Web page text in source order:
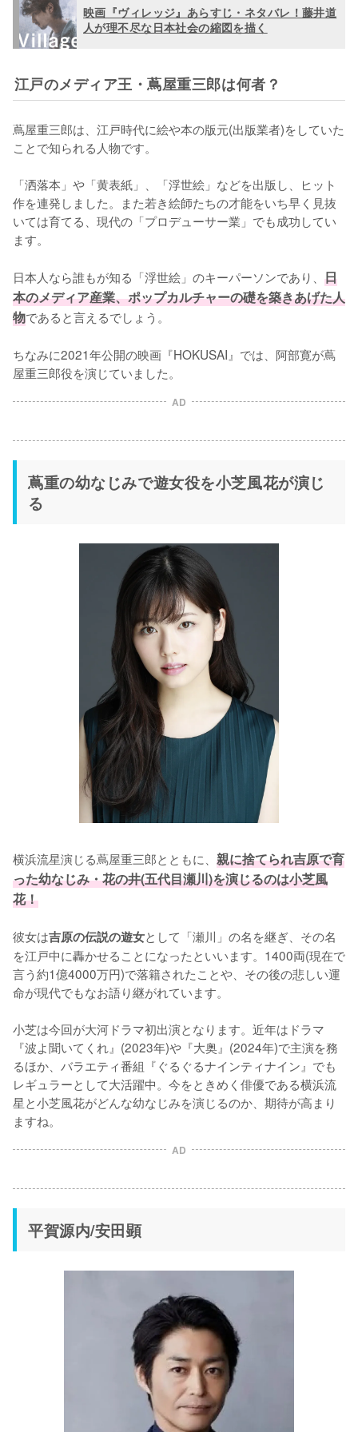
映画『ヴィレッジ』あらすじ・ネタバレ！藤井道
人が理不尽な日本社会の縮図を描く
江戸のメディア王・蔦屋重三郎は何者？
蔦屋重三郎は、江戸時代に絵や本の版元(出版業者)をしていた
ことで知られる人物です。
「洒落本」や「黄表紙」、「浮世絵」などを出版し、ヒット
作を連発しました。また若き絵師たちの才能をいち早く見抜
いては育てる、現代の「プロデューサー業」でも成功してい
ます。
日本人なら誰もが知る「浮世絵」のキーパーソンであり、 日
本のメディア産業、ポップカルチャーの礎を築きあげた人
物であると言えるでしょう。
ちなみに2021年公開の映画『HOKUSAI』では、阿部寛が蔦
屋重三郎役を演じていました。
AD
蔦重の幼なじみで遊女役を小芝風花が演じ
る
横浜流星演じる蔦屋重三郎とともに、 親に捨てられ吉原で育
った幼なじみ・花の井(五代目瀬川)を演じるのは小芝風
花！
彼女は吉原の伝説の遊女として「瀬川」の名を継ぎ、その名
を江戸中に轟かせることになったといいます。1400両(現在で
言う約1億4000万円)で落籍されたことや、その後の悲しい運
命が現代でもなお語り継がれています。
小芝は今回が大河ドラマ初出演となります。近年はドラマ
『波よ聞いてくれ』(2023年)や『大奥』(2024年)で主演を務
るほか、バラエティ番組『ぐるぐるナインティナイン』でも
レギュラーとして大活躍中。今をときめく俳優である横浜流
星と小芝風花がどんな幼なじみを演じるのか、期待が高まり
ますね。
AD
平賀源内/安田顕